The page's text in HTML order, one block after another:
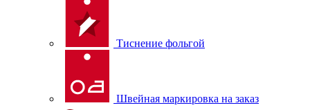
Тиснение фольгой
Швейная маркировка на заказ